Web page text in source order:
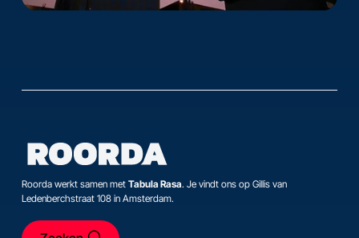
Roorda werkt samen met Tabula Rasa. Je vindt ons op Gillis van
Ledenberchstraat 108 in Amsterdam.